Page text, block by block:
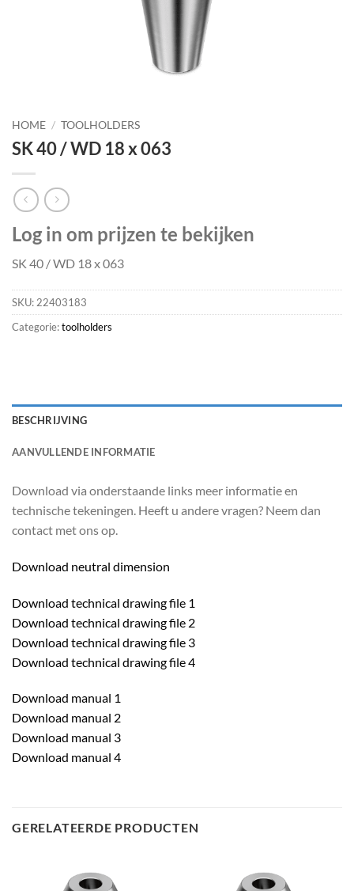
HOME / TOOLHOLDERS
SK 40 / WD 18 x 063
Log in om prijzen te bekijken
SK 40 / WD 18 x 063
SKU:22403183
Categorie:toolholders
BESCHRIJVING
AANVULLENDE INFORMATIE
Download via onderstaande links meer informatie en
technische tekeningen. Heeft u andere vragen? Neem dan
contact met ons op.
Download neutral dimension
Download technical drawing file 1
Download technical drawing file 2
Download technical drawing file 3
Download technical drawing file 4
Download manual 1
Download manual 2
Download manual 3
Download manual 4
GERELATEERDE PRODUCTEN